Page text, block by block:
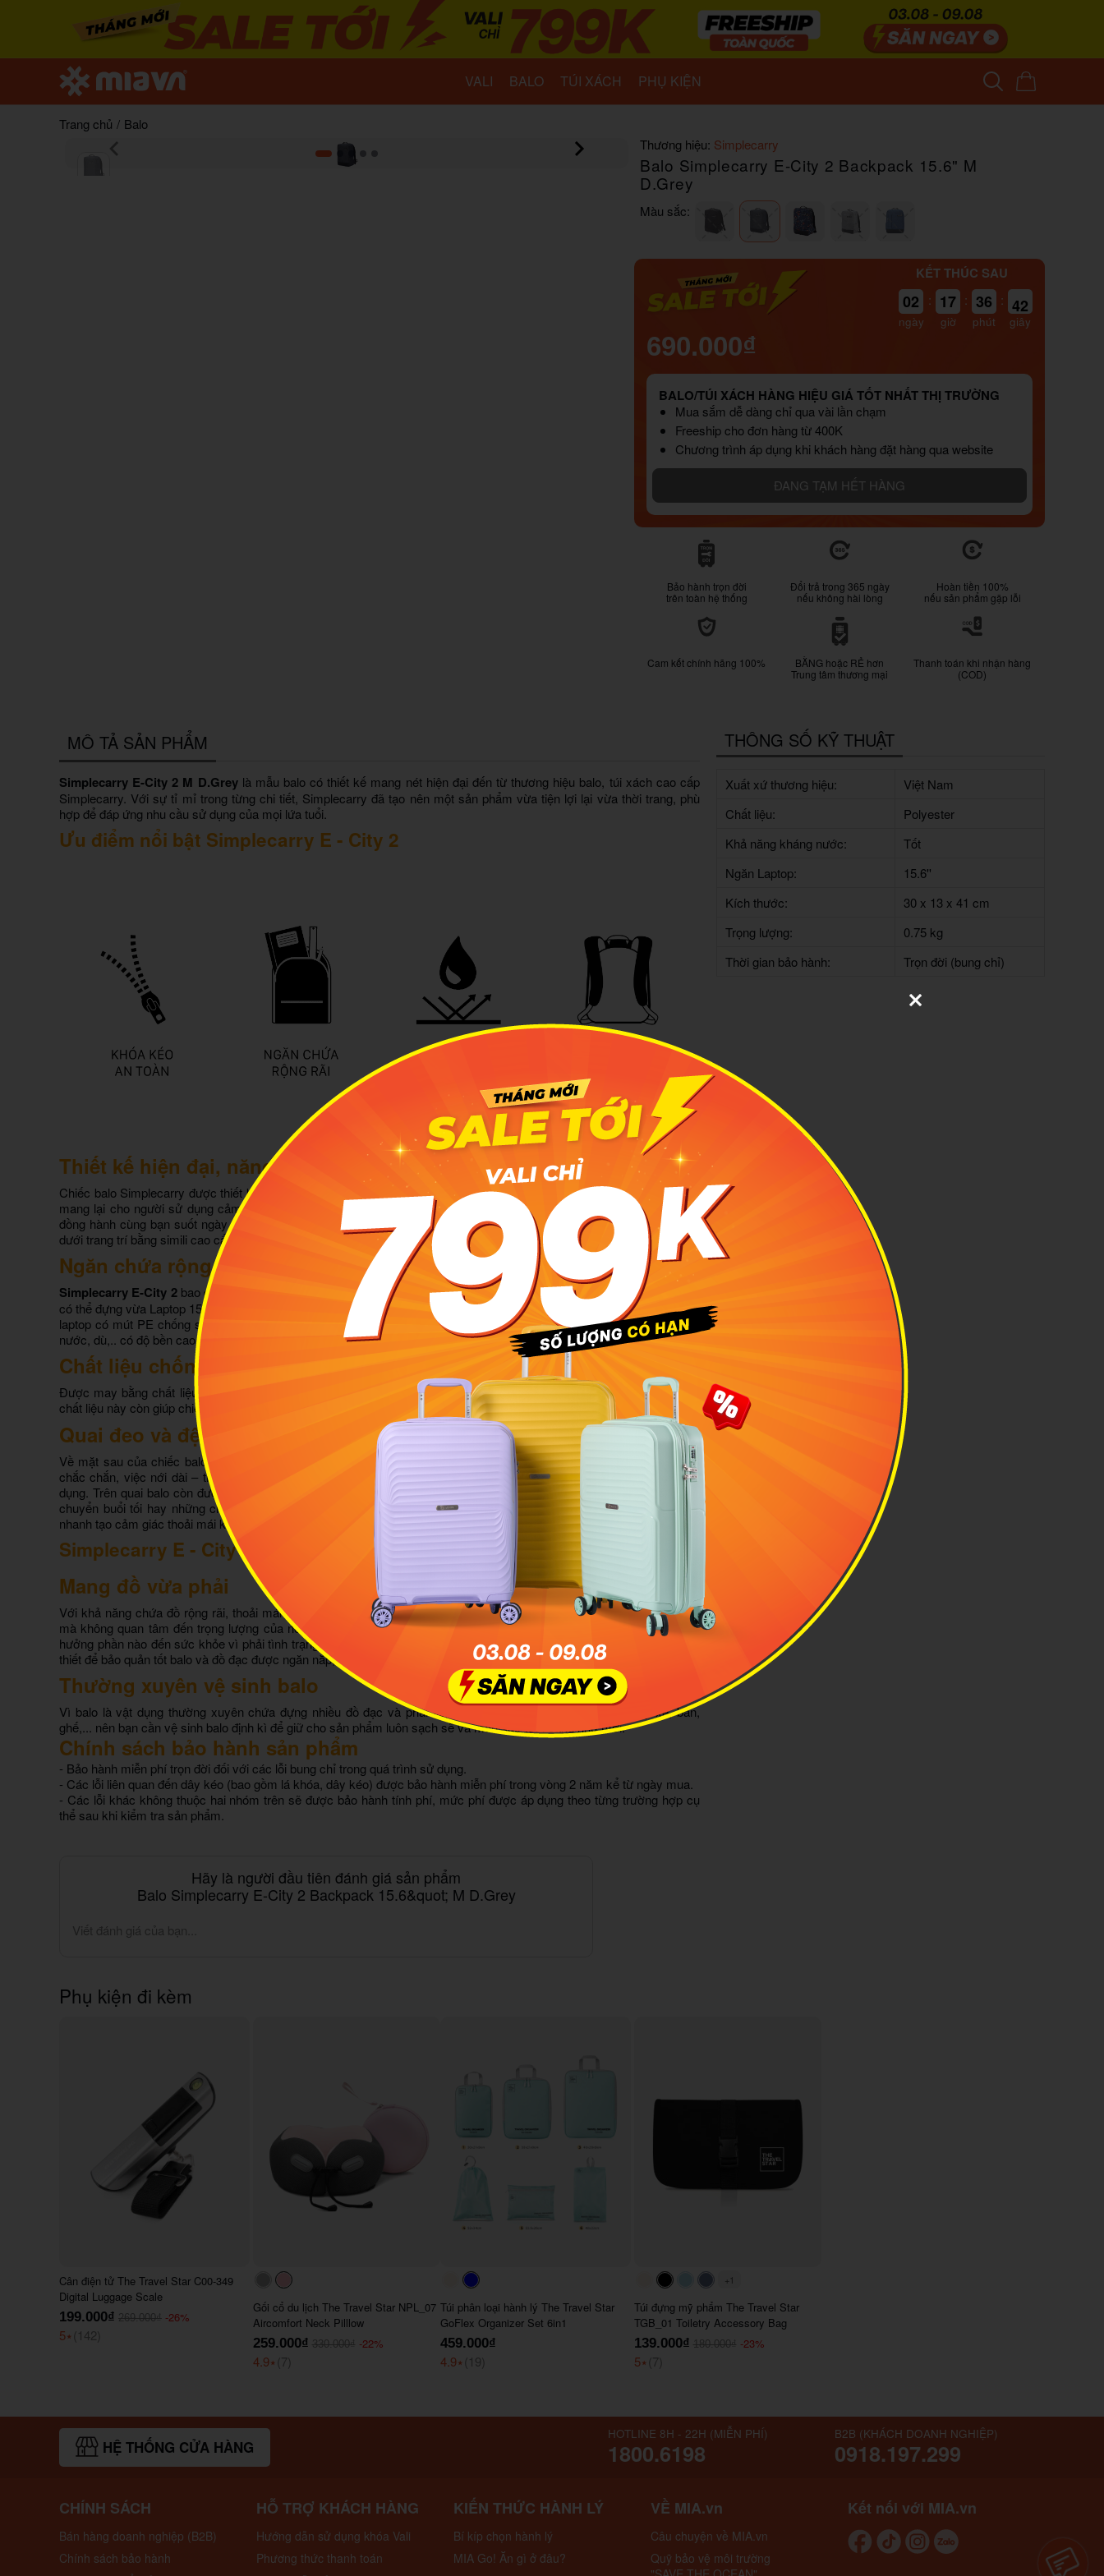
VALI BALO TÚI XÁCH PHỤ KIỆN
Trang chủ / Balo
Item
Thương hiệu: Simplecarry
Balo Simplecarry E-City 2 Backpack 15.6" M
D.Grey
Màu sắc:
KẾT THÚC SAU
02
ngày
: 17
giờ
: 36
phút
:
42
41
giây
690.000₫
BALO/TÚI XÁCH HÀNG HIỆU GIÁ TỐT NHẤT THỊ TRƯỜNG
Mua sắm dễ dàng chỉ qua vài lần chạm
Freeship cho đơn hàng từ 400K
Chương trình áp dụng khi khách hàng đặt hàng qua website
ĐANG TẠM HẾT HÀNG
Bảo hành trọn đời
trên toàn hệ thống
Đổi trả trong 365 ngày
nếu không hài lòng
Hoàn tiền 100%
nếu sản phẩm gặp lỗi
Cam kết chính hãng 100%
BẰNG hoặc RẺ hơn
Trung tâm thương mại
Thanh toán khi nhận hàng
(COD)
MÔ TẢ SẢN PHẨM
Simplecarry E-City 2 M D.Grey là mẫu balo có thiết kế mang nét hiện đại đến từ thương hiệu balo, túi xách cao cấp
Simplecarry. Với sự tỉ mỉ trong từng chi tiết, Simplecarry đã tạo nên một sản phẩm vừa tiện lợi lại vừa thời trang, phù
hợp để đáp ứng nhu cầu sử dụng của mọi lứa tuổi.
Ưu điểm nổi bật Simplecarry E - City 2
Thiết kế hiện đại, năng động
Chiếc balo Simplecarry được thiết kế vẻ ngoài đơn giản với gam màu trung tính và các chi tiết được sắp xếp gọn gàng
mang lại cho người sử dụng cảm giác nhẹ nhàng, thoải mái. Với phong cách hiện đại, trẻ trung, mẫu balo này có thể
đồng hành cùng bạn suốt ngày dài năng động.
2 ngăn nhỏ với đầu khóa kéo, đính logo thương hiệu SimpleCarry, phía
dưới trang trí bằng simili cao cấp.
Ngăn chứa rộng rãi, tiện lợi
Simplecarry E-City 2bao gồm 1 ngăn chính và 3 ngăn phụ rộng rãi để chứa các đồ dùng cần thiết, một ngăn riêng biệt
có thể đựng vừa Laptop 15.6” có lớp đệm êm ái. Bên cạnh đó, phía bên trong có phân các n găn dắt viết, điện thoại, ngăn
laptop có mút PE chống sốc, ngăn lưới đựng adapter. Bên hông balo được trang bị thêm 2 ngăn nhỏ có thể chứa bình
nước, dù,.. có độ bền cao.
Chất liệu chống thấm nước cực tốt
Được may bằng chất liệu vải Polyester trượt nước, balo Simplecarry có khả năng chống thấm nước rất tốt. Hơn nữa,
chất liệu này còn giúp chiếc balo của bạn bền màu theo thời gian nhờ tính chất chống tia UV của nó.
Quai đeo và đệm lưng chắc chắn
Về mặt sau của chiếc balo, hãng thiết kế quai đeo đ
ược may bằng kỹ thuật gấp mép dây viền, ôm rất sát hai vai và
chắc chắn, việc nới dài – thu ngắn dây đeo vô cùng linh hoạt, quai xách được may phía trên quai đeo tiện lợi khi sử
dụng. Trên quai balo còn được thêu tên thương hiệu cách điệu với simili phản quang, rất hữu ích khi bạn mang balo di
chuyển buổi tối hay những chuyến phượt đường xa
Phần lưng có lớp mút EVA tổ ong kết hợp PVC Mesh thoát hơi
nhanh tạo cảm giác thoải mái khi mang balo di chuyển suốt ngày dài cho người sử dụng.
Simplecarry E - City và những lưu ý
Mang đồ vừa phải
Với khả năng chứa đồ rộng rãi, thoải mái của những chiếc balo, người sử dụng thường sắp xếp đồ đạc mang đi nhiều
mà không quan tâm đến trọng lượng của nó. Điều này không những dễ làm giảm tuổi thọ của sản phẩm mà còn ảnh
hưởng phần nào đến sức khỏe vì phải tình trạng quá tải sức nặng lên vai. Chỉ nên chứa đựng vật dụng phù hợp và cần
thiết để bảo quản tốt balo và đồ đạc được ngăn nắp, gọn gàng.
Thường xuyên vệ sinh balo
Vì balo là vật dụng thường xuyên chứa đựng nhiều đồ đạc và phải tiếp xúc với nhiều nơi như mặt đất, cốp xe, bàn,
ghế,... nên bạn cần vệ sinh balo định kì để giữ cho sản phẩm luôn sạch sẽ và màu sắc tươi sáng như mới.
Chính sách bảo hành sản phẩm
- Bảo hành miễn phí trọn đời đối với các lỗi bung chỉ trong quá trình sử dụng.
- Các lỗi liên quan đến dây kéo (bao gồm lá khóa, dây kéo) được bảo hành miễn phí trong vòng 2 năm kể từ ngày mua.
- Các lỗi khác không thuộc hai nhóm trên sẽ được bảo hành tính phí, mức phí được áp dụng theo từng trường hợp cụ
thể sau khi kiểm tra sản phẩm.
THÔNG SỐ KỸ THUẬT
Xuất xứ thương hiệu:
Việt Nam
Chất liệu:
Polyester
Khả năng kháng nước:
Tốt
Ngăn Laptop:
15.6''
Kích thước:
30 x 13 x 41 cm
Trọng lượng:
0.75 kg
Thời gian bảo hành:
Trọn đời (bung chỉ)
Hãy là người đầu tiên đánh giá sản phẩm
Balo Simplecarry E-City 2 Backpack 15.6&quot; M D.Grey
Viết đánh giá của bạn...
Phụ kiện đi kèm
Cân điện tử The Travel Star C00-349
Digital Luggage Scale
199.000₫ 269.000₫ -26%
5⭑ (142)
#acacac
Gối cổ du lịch The Travel Star NPL_07
Aircomfort Neck Pilllow
259.000₫ 330.000₫ -22%
4.9⭑ (7)
#faf0e6
Túi phân loại hành lý The Travel Star
GoFlex Organizer Set 6in1
459.000₫
4.9⭑ (19)
#faf0e6#000000#ADD8E6
+1
Túi đựng mỹ phẩm The Travel Star
TGB_01 Toiletry Accessory Bag
139.000₫ 180.000₫ -23%
5⭑ (7)
HỆ THỐNG CỬA HÀNG
HOTLINE 8H - 22H (MIỄN PHÍ)
1800.6198
B2B (KHÁCH DOANH NGHIỆP)
0918.197.299
CHÍNH SÁCH
Bán hàng doanh nghiệp (B2B)
Chính sách bảo hành
HỖ TRỢ KHÁCH HÀNG
Hướng dẫn sử dụng khóa Vali
Phương thức thanh toán
KIẾN THỨC HÀNH LÝ
Bí kíp chọn hành lý
MIA Go! Ăn gì ở đâu?
VỀ MIA.vn
Câu chuyện về MIA.vn
Quỹ bảo vệ môi trường
Kết nối với MIA.vn